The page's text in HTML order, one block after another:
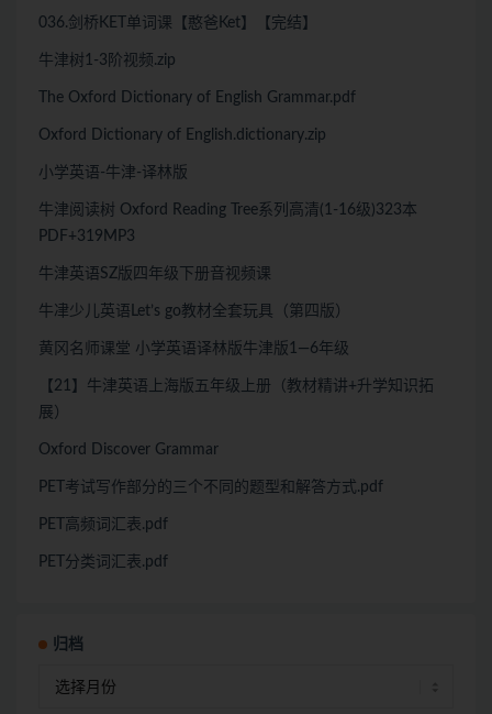
036.剑桥KET单词课【憨爸Ket】【完结】
牛津树1-3阶视频.zip
The Oxford Dictionary of English Grammar.pdf
Oxford Dictionary of English.dictionary.zip
小学英语-牛津-译林版
牛津阅读树 Oxford Reading Tree系列高清(1-16级)323本
PDF+319MP3
牛津英语SZ版四年级下册音视频课
牛冿少儿英语Let’s go教材全套玩具（第四版）
黄冈名师课堂 小学英语译林版牛津版1—6年级
【21】牛津英语上海版五年级上册（教材精讲+升学知识拓
展）
Oxford Discover Grammar
PET考试写作部分的三个不同的题型和解答方式.pdf
PET高频词汇表.pdf
PET分类词汇表.pdf
归档